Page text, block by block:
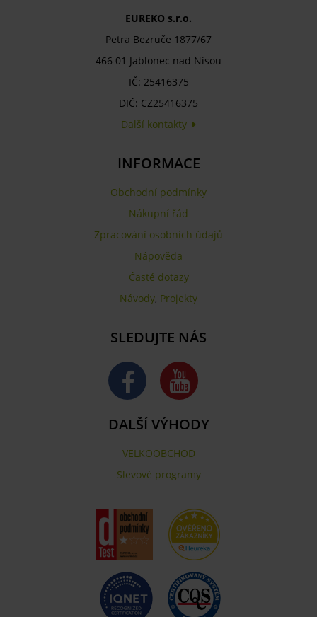
EUREKO s.r.o.
Petra Bezruče 1877/67
466 01 Jablonec nad Nisou
IČ: 25416375
DIČ: CZ25416375
Další kontakty
INFORMACE
Obchodní podmínky
Nákupní řád
Zpracování osobních údajů
Nápověda
Časté dotazy
Návody, Projekty
SLEDUJTE NÁS
DALŠÍ VÝHODY
VELKOOBCHOD
Slevové programy